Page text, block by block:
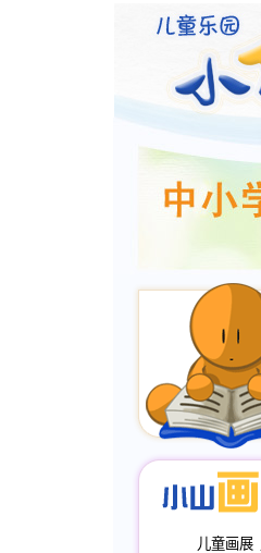
儿童画展